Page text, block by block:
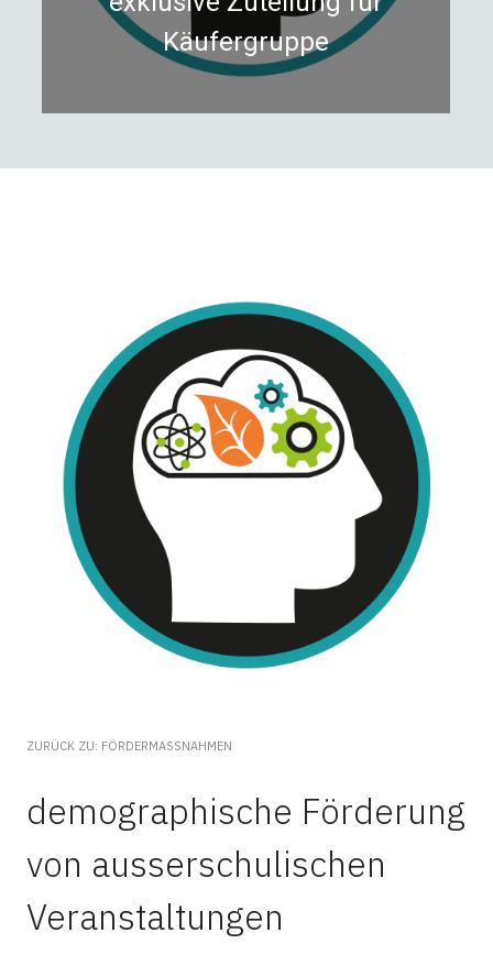
Käufergruppe
ZURÜCK ZU: FÖRDERMASSNAHMEN
demographische Förderung
von ausserschulischen
Veranstaltungen